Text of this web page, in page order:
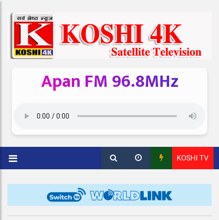
Apan FM 96.8MHz
KOSHI TV